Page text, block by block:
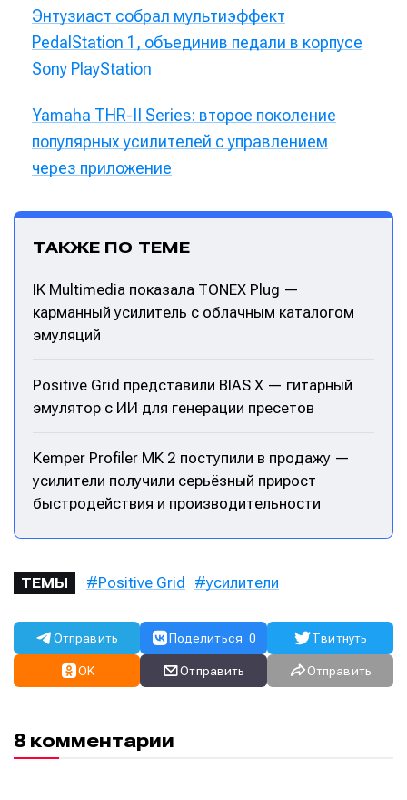
Исполнение
Продакшн
Инструменты
Исполнение
Продакшн
Инструменты
Энтузиаст собрал мультиэффект
PedalStation 1, объединив педали в корпусе
Sony PlayStation
Yamaha THR-II Series: второе поколение
популярных усилителей с управлением
через приложение
ТАКЖЕ ПО ТЕМЕ
IK Multimedia показала TONEX Plug —
карманный усилитель с облачным каталогом
эмуляций
Positive Grid представили BIAS X — гитарный
эмулятор с ИИ для генерации пресетов
Kemper Profiler MK 2 поступили в продажу —
усилители получили серьёзный прирост
быстродействия и производительности
ТЕМЫ Positive Grid усилители
Отправить Поделиться 0 Твитнуть
OK Отправить Отправить
8 комментарии